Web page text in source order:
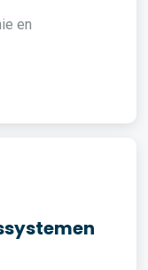
en